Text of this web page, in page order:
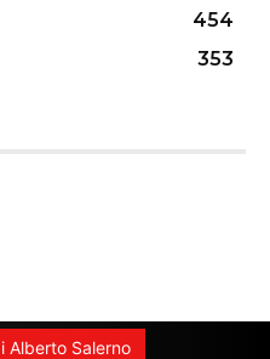
454
353
Alberto Salerno